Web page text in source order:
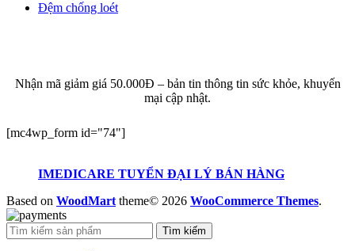
Đệm chống loét
Nhận mã giảm giá 50.000Đ – bản tin thông tin sức khỏe, khuyến
mại cập nhật.
[mc4wp_form id="74"]
IMEDICARE TUYỂN ĐẠI LÝ BÁN HÀNG
Based on WoodMart theme© 2026 WooCommerce Themes.
Tìm kiếm